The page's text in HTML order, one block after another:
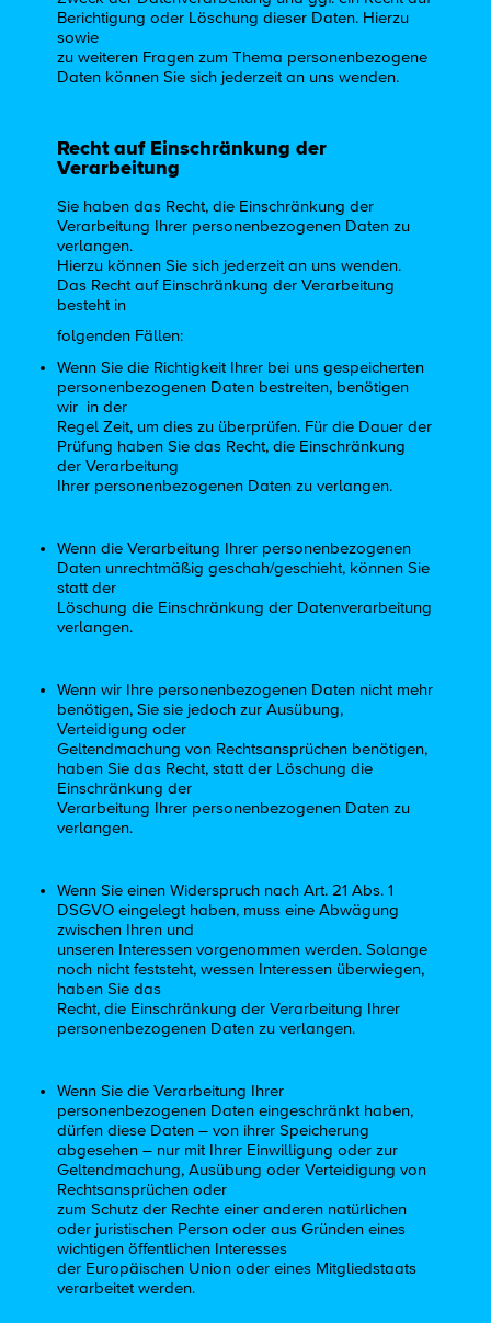
Berichtigung oder Löschung dieser Daten. Hierzu
sowie
zu weiteren Fragen zum Thema personenbezogene
Daten können Sie sich jederzeit an uns wenden.
Recht auf Einschränkung der
Verarbeitung
Sie haben das Recht, die Einschränkung der
Verarbeitung Ihrer personenbezogenen Daten zu
verlangen.
Hierzu können Sie sich jederzeit an uns wenden.
Das Recht auf Einschränkung der Verarbeitung
besteht in
folgenden Fällen:
Wenn Sie die Richtigkeit Ihrer bei uns gespeicherten
personenbezogenen Daten bestreiten, benötigen
wir in der
Regel Zeit, um dies zu überprüfen. Für die Dauer der
Prüfung haben Sie das Recht, die Einschränkung
der Verarbeitung
Ihrer personenbezogenen Daten zu verlangen.
Wenn die Verarbeitung Ihrer personenbezogenen
Daten unrechtmäßig geschah/geschieht, können Sie
statt der
Löschung die Einschränkung der Datenverarbeitung
verlangen.
Wenn wir Ihre personenbezogenen Daten nicht mehr
benötigen, Sie sie jedoch zur Ausübung,
Verteidigung oder
Geltendmachung von Rechtsansprüchen benötigen,
haben Sie das Recht, statt der Löschung die
Einschränkung der
Verarbeitung Ihrer personenbezogenen Daten zu
verlangen.
Wenn Sie einen Widerspruch nach Art. 21 Abs. 1
DSGVO eingelegt haben, muss eine Abwägung
zwischen Ihren und
unseren Interessen vorgenommen werden. Solange
noch nicht feststeht, wessen Interessen überwiegen,
haben Sie das
Recht, die Einschränkung der Verarbeitung Ihrer
personenbezogenen Daten zu verlangen.
Wenn Sie die Verarbeitung Ihrer
personenbezogenen Daten eingeschränkt haben,
dürfen diese Daten – von ihrer Speicherung
abgesehen – nur mit Ihrer Einwilligung oder zur
Geltendmachung, Ausübung oder Verteidigung von
Rechtsansprüchen oder
zum Schutz der Rechte einer anderen natürlichen
oder juristischen Person oder aus Gründen eines
wichtigen öffentlichen Interesses
der Europäischen Union oder eines Mitgliedstaats
verarbeitet werden.